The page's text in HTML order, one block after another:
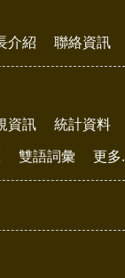
介紹 聯絡資訊
資訊 統計資料
雙語詞彙 更多